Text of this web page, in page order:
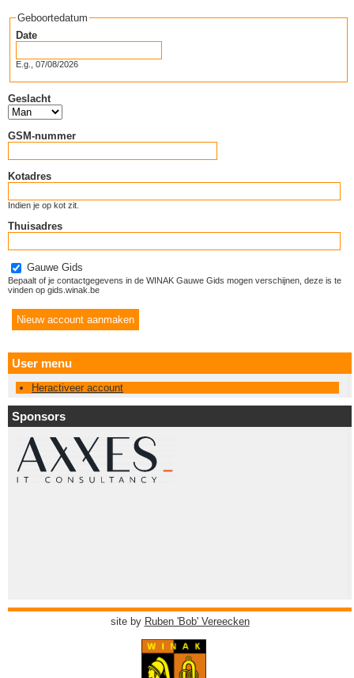
Geboortedatum
Date
E.g., 07/08/2026
Geslacht
GSM-nummer
Kotadres
Indien je op kot zit.
Thuisadres
Gauwe Gids
Bepaalt of je contactgegevens in de WINAK Gauwe Gids mogen verschijnen, deze is te
vinden op gids.winak.be
User menu
Heractiveer account
Sponsors
site by Ruben 'Bob' Vereecken